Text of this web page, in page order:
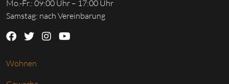
Mo.-Fr.: 09:00 Uhr – 17:00 Uhr
Samstag: nach Vereinbarung
Wohnen